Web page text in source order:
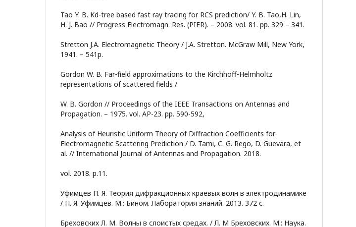
Tao Y. B. Kd-tree based fast ray tracing for RCS prediction/ Y. B. Tao,H. Lin,
H. J. Bao // Progress Electromagn. Res. (PIER). – 2008. vol. 81. pp. 329 – 341.
Stretton J.A. Electromagnetic Theory / J.A. Stretton. McGraw Mill, New York,
1941. – 541p.
Gordon W. В. Far-field approximations to the Kirchhoff-Helmholtz
representations of scattered fields /
W. В. Gordon // Proceedings of the IEEE Transactions on Antennas and
Propagation. – 1975. vol. AP-23. pp. 590-592,
Analysis of Heuristic Uniform Theory of Diffraction Coefficients for
Electromagnetic Scattering Prediction / D. Tami, C. G. Rego, D. Guevara, et
al. // International Journal of Antennas and Propagation. 2018.
vol. 2018. p.11.
Уфимцев П. Я. Теория дифракционных краевых волн в электродинамике
/ П. Я. Уфимцев. М.: Бином. Лаборатория знаний. 2013. 372 с.
Бреховских Л. М. Волны в слоистых средах. / Л. М Бреховских. М.: Наука.